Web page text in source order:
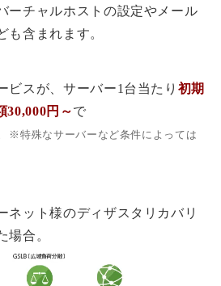
ーチャルホストの設定やメール
も含まれます。
ビスが、サーバー1台当たり 初期
30,000円～で
※特殊なサーバーなど条件によっては
ネット様のディザスタリカバリ
場合。